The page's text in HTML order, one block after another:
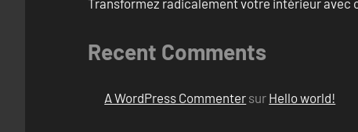
Recent Comments
A WordPress Commenter sur Hello world!